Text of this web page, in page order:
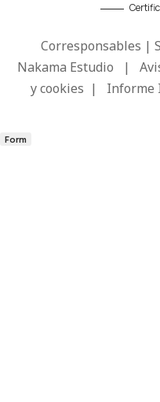
Corresponsables |
Nakama Estudio |
y cookies | Informe
Form